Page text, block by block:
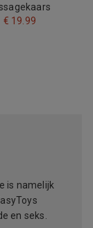
- 200g
€ 19.99
is namelijk
en seks.